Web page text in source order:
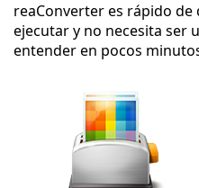
reaConverter es rápido de
ejecutar y no necesita ser
entender en pocos